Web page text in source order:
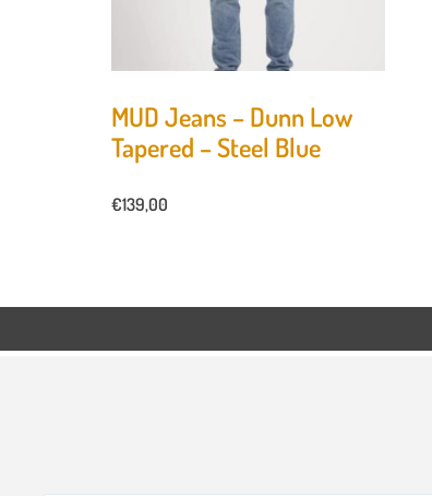
MUD Jeans – Dunn Low
Tapered – Steel Blue
€139,00